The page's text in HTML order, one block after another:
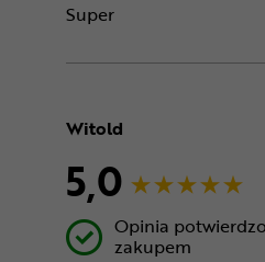
Super
Witold
5,0
Opinia
zakupem